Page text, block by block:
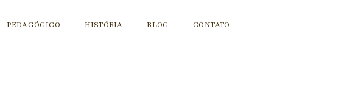
PEDAGÓGICO HISTÓRIA BLOG CONTATO